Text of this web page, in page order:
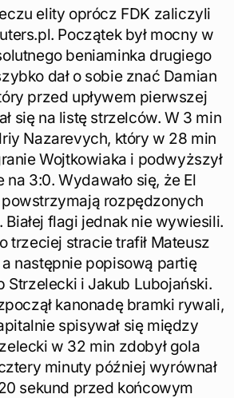
elity oprócz FDK zaliczyli
Początek był mocny w
beniaminka drugiego
dał o sobie znać Damian
przed upływem pierwszej
się na listę strzelców. W 3 min
Nazarevych, który w 28 min
Wojtkowiaka i podwyższył
3:0. Wydawało się, że El
powstrzymają rozpędzonych
flagi jednak nie wywiesili.
trzeciej stracie trafił Mateusz
następnie popisową partię
Strzelecki i Jakub Lubojański.
kanonadę bramki rywali,
spisywał się między
w 32 min zdobył gola
minuty później wyrównał
sekund przed końcowym